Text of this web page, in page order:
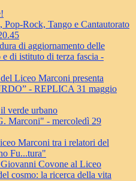
Pop-Rock, Tango e Cantautorato
di aggiornamento delle
di istituto di terza fascia -
Liceo Marconi presenta
- REPLICA 31 maggio
verde urbano
Marconi" - mercoledì 29
Marconi tra i relatori del
Fu...tura"
Covone al Liceo
cosmo: la ricerca della vita